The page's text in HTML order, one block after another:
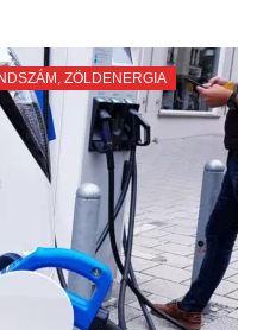
, ZÖLDENERGIA